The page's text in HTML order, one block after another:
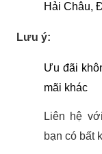
Hải Châu,
Lưu ý:
Ưu đãi
mãi khác
Liên hệ
bạn có bất